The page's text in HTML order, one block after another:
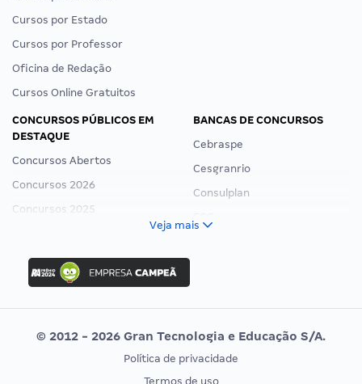
Cursos por Estado
Cursos por Professor
Oficina de Redação
Cursos Online Gratuitos
CONCURSOS PÚBLICOS EM
DESTAQUE
Concursos Abertos
Concursos 2026
Concursos 2025
Concurso Ibama
Concurso MPU
Editais publicados
BANCAS DE CONCURSOS
Cebraspe
Cesgranrio
Consulplan
Vunesp
CONCURSOS POR PROFISSÃO EXAME DE ORDEM
Veja mais
© 2012 - 2026 Gran Tecnologia e Educação S/A.
Política de privacidade
Termos de uso